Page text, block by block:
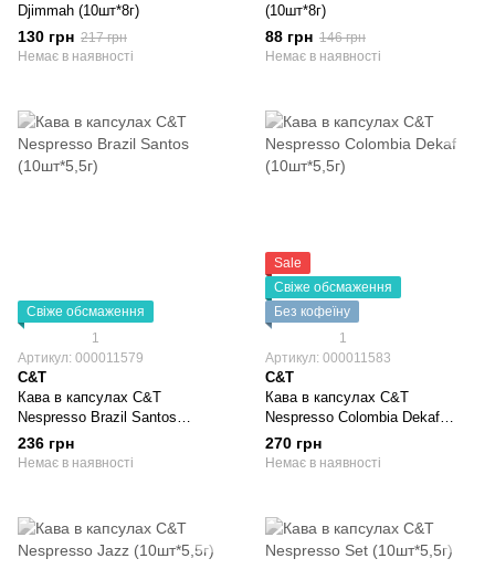
Djimmah (10шт*8г)
130 грн 217 грн
Немає в наявності
(10шт*8г)
88 грн 146 грн
Немає в наявності
Свіже обсмаження
1
Артикул: 000011579
C&T
Кава в капсулах C&T
Nespresso Brazil Santos
(10шт*5,5г)
236 грн
Немає в наявності
Sale
Свіже обсмаження
Без кофеїну
1
Артикул: 000011583
C&T
Кава в капсулах C&T
Nespresso Colombia Dekaf
(10шт*5,5г)
270 грн
Немає в наявності